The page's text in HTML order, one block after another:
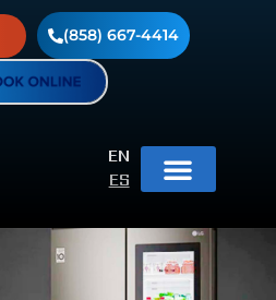
(858) 667-4414
EN
ES